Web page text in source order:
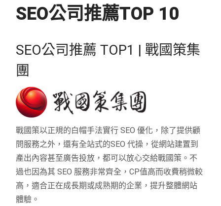
將能數位行銷 致力協助企業
可思科技 服務項目以網站
DRM 深耕行銷
鯊克科技 SharkTech ✔
將能數位行銷 ✔
DRM 深耕行銷 ✔
SEO公司推薦TOP 10
SEO公司推薦 TOP1 | 戰國策集
團
戰國策以正規的白帽手法實行 SEO 優化，除了提供顧
問服務之外，還有全站式的SEO 代操，從網站建置到
產出內容甚至廣告投放，都可以放心交給戰國策。不
過也因為其 SEO 服務非常齊全，CP值高而收費稍微較
高，適合正在成長期或成熟期的企業，提升整體網站
體驗。